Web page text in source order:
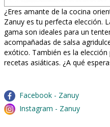
¿Eres amante de la cocina
Zanuy es tu perfecta elección.
gama son ideales para un
acompañadas de salsa
exótico. También es la
recetas asiáticas. ¿A qué
Facebook - Zanuy
Instagram - Zanuy